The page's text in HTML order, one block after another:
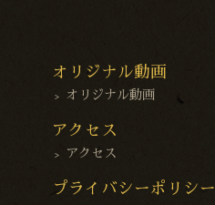
オリジナル動画
オリジナル動画
アクセス
アクセス
プライバシーポリシー